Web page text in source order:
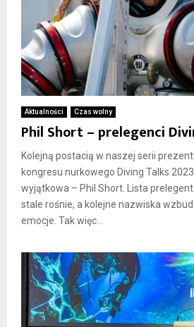
Aktualności Czas wolny
Phil Short – prelegenci
Kolejną postacią w naszej serii
kongresu nurkowego Diving Talks
wyjątkowa – Phil Short. Lista
stale rośnie, a kolejne nazwiska
emocje. Tak więc...